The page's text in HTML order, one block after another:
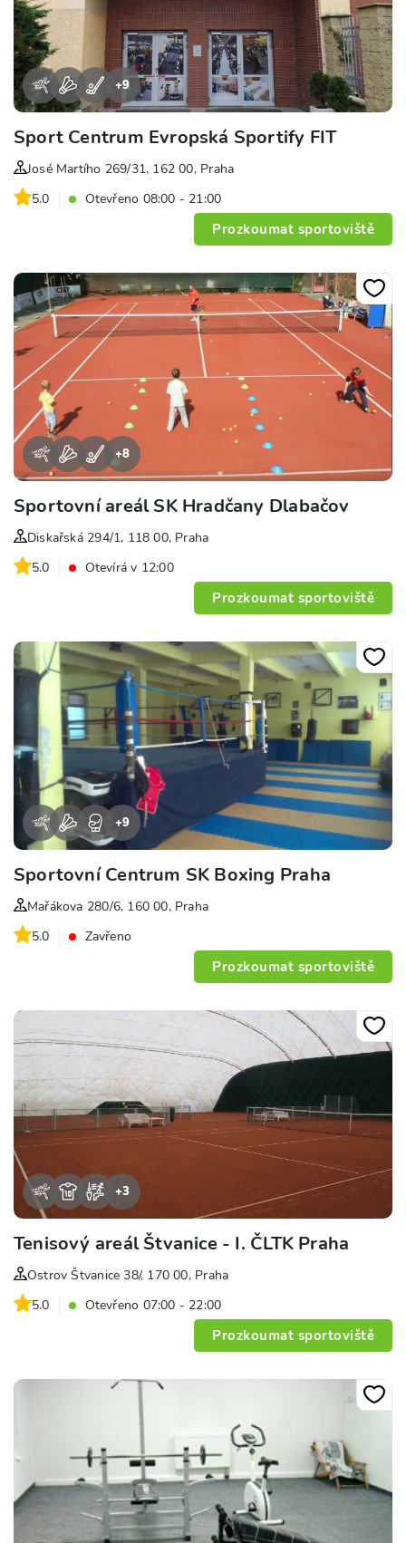
+9
Sport Centrum Evropská Sportify FIT
José Martího 269/31, 162 00, Praha
5.0
Otevřeno 08:00 - 21:00
Prozkoumat sportoviště
+8
Sportovní areál SK Hradčany Dlabačov
Diskařská 294/1, 118 00, Praha
5.0
Otevírá v 12:00
Prozkoumat sportoviště
+9
Sportovní Centrum SK Boxing Praha
Mařákova 280/6, 160 00, Praha
5.0
Zavřeno
Prozkoumat sportoviště
+3
Tenisový areál Štvanice - I. ČLTK Praha
Ostrov Štvanice 38/, 170 00, Praha
5.0
Otevřeno 07:00 - 22:00
Prozkoumat sportoviště